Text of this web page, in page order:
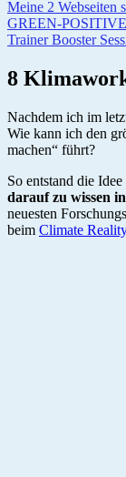
Meine 2 Webseiten
GREEN-POSITIVE
Trainer Booster
8
Nachdem ich im
Wie kann ich den
machen“ führt?
So entstand die
darauf zu wissen
neuesten
beim Climate